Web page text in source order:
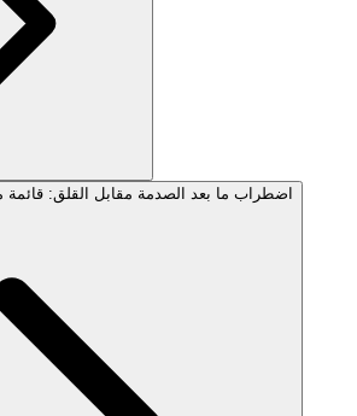
اضطراب ما بعد الصدمة مقابل القلق: قائمة